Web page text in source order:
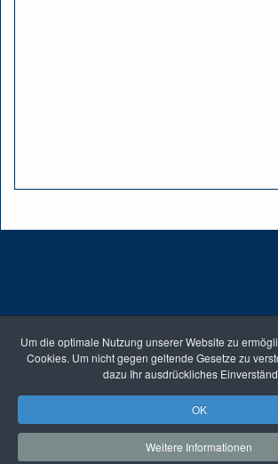
Um die optimale Nutzung unserer Website zu
Cookies. Um nicht gegen geltende Gesetze zu
dazu Ihr ausdrückliches
OK
Weitere Informationen
© 2026Lazarus-Diakonie Berlin· Bernauer
Tel.: +49(0)30467057-160 ·
diakonie.de·Datenschutzerklärung·